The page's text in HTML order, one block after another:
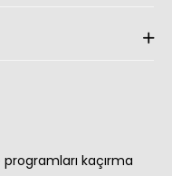
programları kaçırma